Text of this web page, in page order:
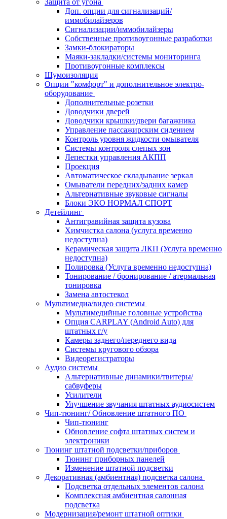
Защита от угона
Доп. опции для сигнализаций/
иммобилайзеров
Сигнализации/иммобилайзеры
Собственные противоугонные разработки
Замки-блокираторы
Маяки-закладки/системы мониторинга
Противоугонные комплексы
Шумоизоляция
Опции "комфорт" и дополнительное электро-
оборудование
Дополнительные розетки
Доводчики дверей
Доводчики крышки/двери багажника
Управление пассажирским сидением
Контроль уровня жидкости омывателя
Системы контроля слепых зон
Лепестки управления АКПП
Проекция
Автоматическое складывание зеркал
Омыватели передних/задних камер
Альтернативные звуковые сигналы
Блоки ЭКО НОРМАЛ СПОРТ
Детейлинг
Антигравийная защита кузова
Химчистка салона (услуга временно
недоступна)
Керамическая защита ЛКП (Услуга временно
недоступна)
Полировка (Услуга временно недоступна)
Тонирование / бронирование / атермальная
тонировка
Замена автостекол
Мультимедиа/видео системы
Мультимедийные головные устройства
Опция CARPLAY (Android Auto) для
штатных г/у
Камеры заднего/переднего вида
Системы кругового обзора
Видеорегистраторы
Аудио системы
Альтернативные динамики/твитеры/
сабвуферы
Усилители
Улучшение звучания штатных аудиосистем
Чип-тюнинг/ Обновление штатного ПО
Чип-тюнинг
Обновление софта штатных систем и
электроники
Тюнинг штатной подсветки/приборов
Тюнинг приборных панелей
Изменение штатной подсветки
Декоративная (амбиентная) подсветка салона
Подсветка отдельных элементов салона
Комплексная амбиентная салонная
подсветка
Модернизация/ремонт штатной оптики